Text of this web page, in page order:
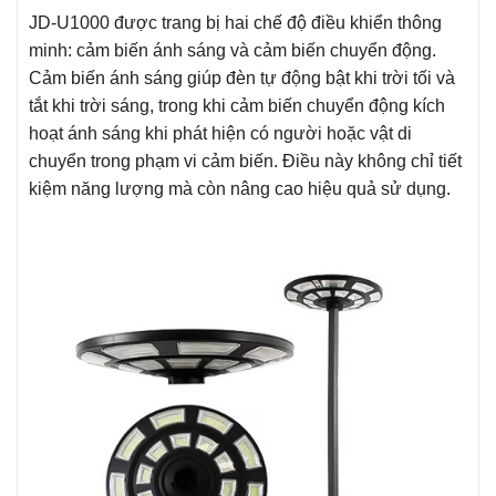
JD-U1000 được trang bị hai chế độ điều khiển thông
minh: cảm biến ánh sáng và cảm biến chuyển động.
Cảm biến ánh sáng giúp đèn tự động bật khi trời tối và
tắt khi trời sáng, trong khi cảm biến chuyển động kích
hoạt ánh sáng khi phát hiện có người hoặc vật di
chuyển trong phạm vi cảm biến. Điều này không chỉ tiết
kiệm năng lượng mà còn nâng cao hiệu quả sử dụng.